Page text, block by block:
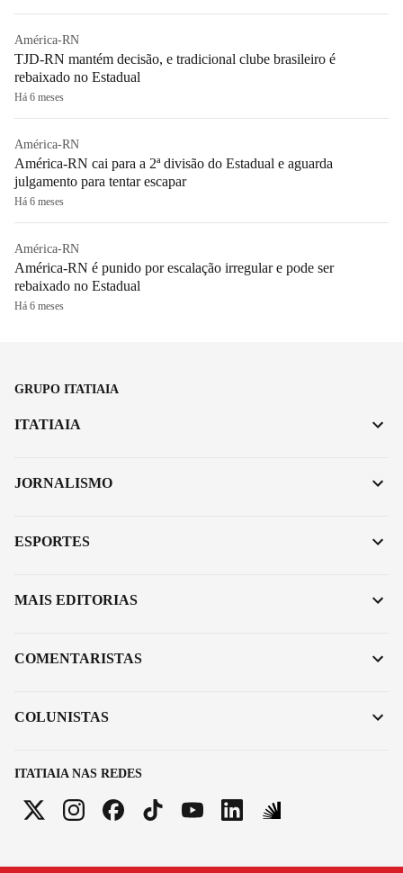
América-RN
TJD-RN mantém decisão, e tradicional clube brasileiro é
rebaixado no Estadual
Há 6 meses
América-RN
América-RN cai para a 2ª divisão do Estadual e aguarda
julgamento para tentar escapar
Há 6 meses
América-RN
América-RN é punido por escalação irregular e pode ser
rebaixado no Estadual
Há 6 meses
GRUPO ITATIAIA
ITATIAIA NAS REDES
ITATIAIA
JORNALISMO
ESPORTES
MAIS EDITORIAS
COMENTARISTAS
COLUNISTAS